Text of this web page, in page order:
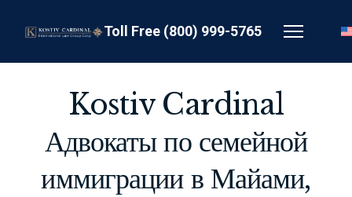
Toll Free (800) 999-5765
Kostiv Cardinal
Адвокаты по семейной
иммиграции в Майами,